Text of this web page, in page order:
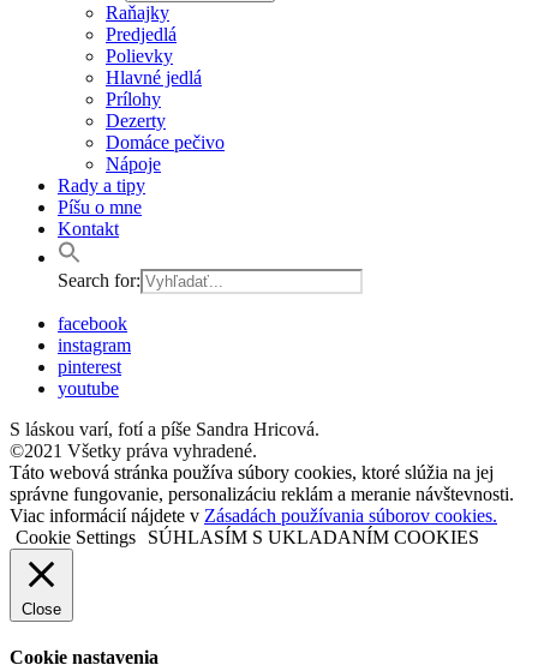
Raňajky
Predjedlá
Polievky
Hlavné jedlá
Prílohy
Dezerty
Domáce pečivo
Nápoje
Rady a tipy
Píšu o mne
Kontakt
Search for:
facebook
instagram
pinterest
youtube
S láskou varí, fotí a píše Sandra Hricová.
©2021 Všetky práva vyhradené.
Táto webová stránka používa súbory cookies, ktoré slúžia na jej
správne fungovanie, personalizáciu reklám a meranie návštevnosti.
Viac informácií nájdete v Zásadách používania súborov cookies.
Cookie Settings
SÚHLASÍM S UKLADANÍM COOKIES
Close
Cookie nastavenia